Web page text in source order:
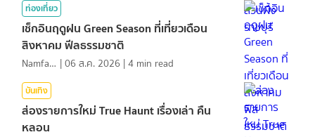
ท่องเที่ยว
เช็กอินฤดูฝน Green Season ที่เที่ยวเดือน
สิงหาคม ฟีลธรรมชาติ
NamfahPhupha |06 ส.ค. 2026 |4 min read
บันเทิง
ส่องรายการใหม่ True Haunt เรื่องเล่า คืน
หลอน